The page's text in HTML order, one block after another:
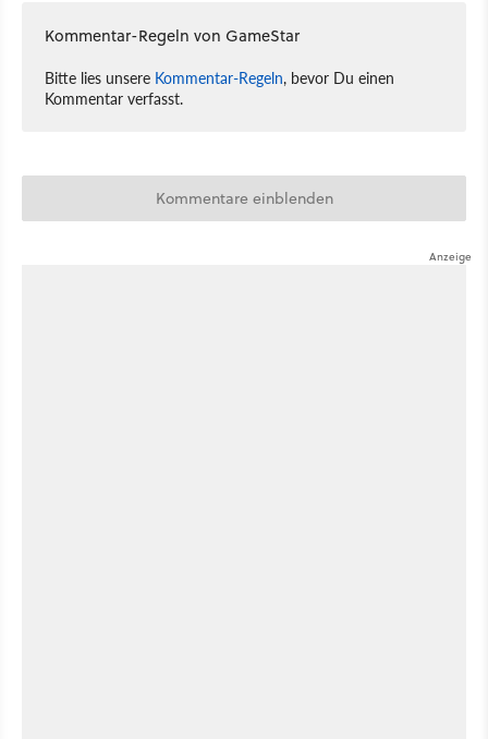
Kommentar-Regeln von GameStar
Bitte lies unsere Kommentar-Regeln, bevor Du einen
Kommentar verfasst.
Kommentare einblenden